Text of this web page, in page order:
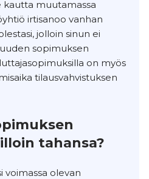
muutamassa
irtisanoo vanhan
jolloin sinun ei
sopimuksen
on myös
tilausvahvistuksen
tahansa?
voimassa olevan